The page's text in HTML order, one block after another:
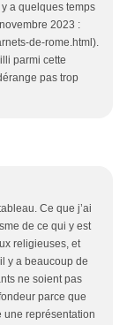
a quelques temps
2023 :
de-rome.html).
parmi cette
pas trop
Ce que j’ai
de ce qui y est
religieuses, et
y a beaucoup de
ne soient pas
parce que
une représentation